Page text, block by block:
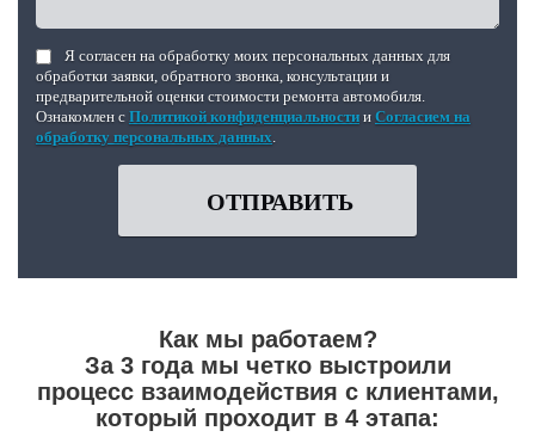
Я согласен на обработку моих персональных данных для
обработки заявки, обратного звонка, консультации и
предварительной оценки стоимости ремонта автомобиля.
Ознакомлен с Политикой конфиденциальности и Согласием на
обработку персональных данных
ОТПРАВИТЬ
Как мы работаем?
За 3 года мы четко выстроили
процесс взаимодействия с клиентами,
который проходит в 4 этапа: